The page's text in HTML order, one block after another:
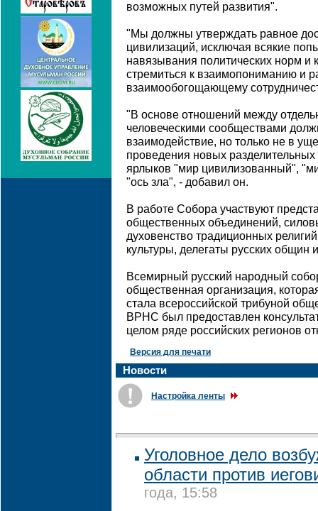
возможных путей развития".
"Мы должны утверждать равное
цивилизаций, исключая всякие
навязывания политических норм и
стремиться к взаимопониманию и
взаимообогощающему
"В основе отношений между
человеческими сообществами
взаимодействие, но только не в
проведения новых
ярлыков "мир цивилизованный",
"ось зла", - добавил он.
В работе Собора участвуют
общественных объединений,
духовенство традиционных
культуры, делегаты русских общин
Всемирный русский народный
общественная организация,
стала всероссийской трибуной
ВРНС был предоставлен
целом ряде российских регионов
Версия для печати
Новости
Настройка ленты
Уголовное дело
области против
года, 15:58